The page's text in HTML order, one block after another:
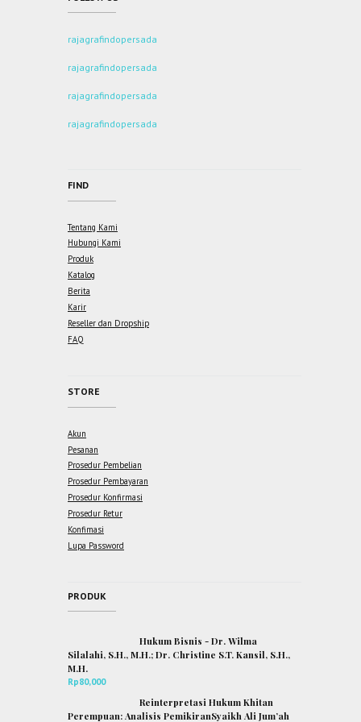
rajagrafindopersada
rajagrafindopersada
rajagrafindopersada
rajagrafindopersada
FIND
Tentang Kami
Hubungi Kami
Produk
Katalog
Berita
Karir
Reseller dan Dropship
FAQ
STORE
Akun
Pesanan
Prosedur Pembelian
Prosedur Pembayaran
Prosedur Konfirmasi
Prosedur Retur
Konfimasi
Lupa Password
PRODUK
Hukum Bisnis - Dr. Wilma
Silalahi, S.H., M.H.; Dr. Christine S.T. Kansil, S.H.,
M.H.
Rp80,000
Reinterpretasi Hukum Khitan
Perempuan: Analisis PemikiranSyaikh Ali Jum’ah